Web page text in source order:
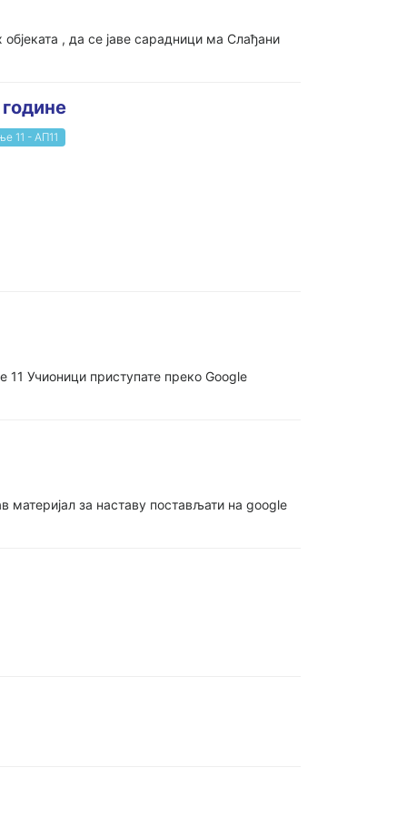
, да се јаве сарадници ма Слађани
11 - АП11
11 Учионици приступате преко Google
материјал за наставу постављати на google